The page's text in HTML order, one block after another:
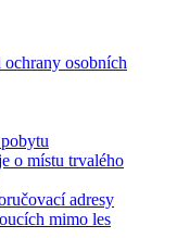
osobních
o místu trvalého
adresy
mimo les